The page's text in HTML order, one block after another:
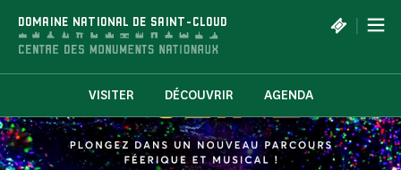
DOMAINE NATIONAL DE SAINT-CLOUD |
VISITER DÉCOUVRIR AGENDA